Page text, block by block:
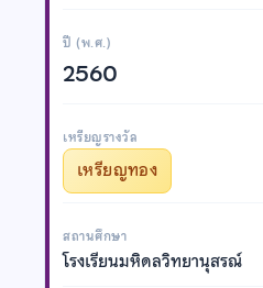
ปี (พ.ศ.)
2560
เหรียญรางวัล
เหรียญทอง
สถานศึกษา
โรงเรียนมหิดลวิทยานุสรณ์